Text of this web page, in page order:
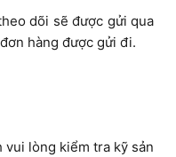
dõi sẽ được gửi qua
hàng được gửi đi.
vui lòng kiểm tra kỹ sản